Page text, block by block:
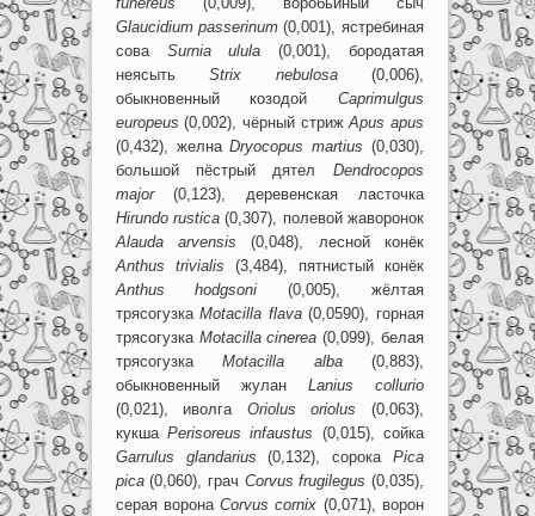
Glaucidium passerinum (0,001), ястребиная
сова Surnia ulula (0,001), бородатая
неясытьStrix nebulosa(0,006),
обыкновенный козодой Caprimulgus
europeus (0,002), чёрный стриж Apus apus
(0,432), желнаDryocopus martius (0,030),
большой пёстрый дятел Dendrocopos
major(0,123), деревенская ласточка
Hirundo rustica (0,307), полевой жаворонок
Alauda
arvensis
(0,048), лесной конёк
Anthus
trivialis (3,484), пятнистый конёк
Anthus
hodgsoni (0,005), жёлтая
трясогузкаMotacilla flava (0,0590), горная
трясогузка Motacilla cinerea (0,099), белая
трясогузкаMotacilla alba
(0,883),
обыкновенный жулан Lanius
collurio
(0,021), иволга Oriolus oriolus (0,063),
кукшаPerisoreus infaustus (0,015), сойка
Garrulus
glandarius (0,132), сорока Pica
pica(0,060), грач Corvus frugilegus (0,035),
серая воронаCorvus cornix (0,071), ворон